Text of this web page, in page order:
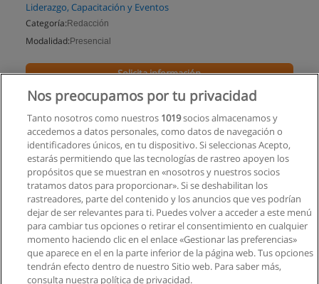
Liderazgo, Capacitación y Eventos
Categoría: Redacción
Modalidad: Presencial
Impartido en:
Solicita información
Nos preocupamos por tu privacidad
Tanto nosotros como nuestros 1019socios almacenamos y
accedemos a datos personales, como datos de navegación o
identificadores únicos, en tu dispositivo. Si seleccionas Acepto,
estarás permitiendo que las tecnologías de rastreo apoyen los
propósitos que se muestran en «nosotros y nuestros socios
tratamos datos para proporcionar». Si se deshabilitan los
rastreadores, parte del contenido y los anuncios que ves podrían
dejar de ser relevantes para ti. Puedes volver a acceder a este menú
para cambiar tus opciones o retirar el consentimiento en cualquier
momento haciendo clic en el enlace «Gestionar las preferencias»
que aparece en el en la parte inferior de la página web. Tus opciones
tendrán efecto dentro de nuestro Sitio web. Para saber más,
consulta nuestra política de privacidad.